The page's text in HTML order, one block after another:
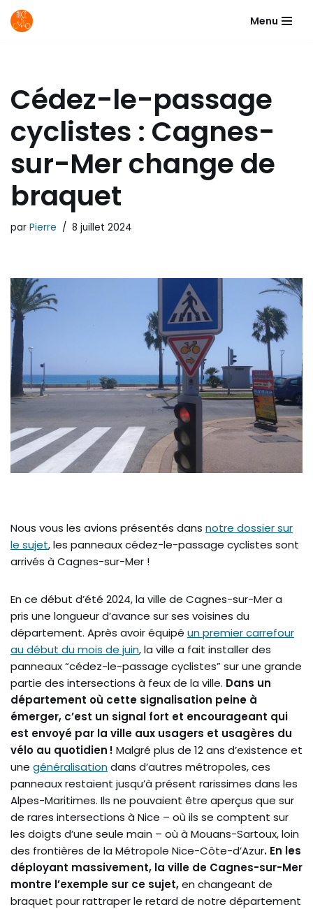
Menu
Cédez-le-passage
cyclistes : Cagnes-
sur-Mer change de
braquet
par Pierre 8 juillet 2024
Nous vous les avions présentés dans notre dossier sur
le sujet, les panneaux cédez-le-passage cyclistes sont
arrivés à Cagnes-sur-Mer !
En ce début d’été 2024, la ville de Cagnes-sur-Mer a
pris une longueur d’avance sur ses voisines du
département. Après avoir équipé un premier carrefour
au début du mois de juin, la ville a fait installer des
panneaux “cédez-le-passage cyclistes” sur une grande
partie des intersections à feux de la ville. Dans un
département où cette signalisation peine à
émerger, c’est un signal fort et encourageant qui
est envoyé par la ville aux usagers et usagères du
vélo au quotidien ! Malgré plus de 12 ans d’existence et
une généralisationdans d’autres métropoles, ces
panneaux restaient jusqu’à présent rarissimes dans les
Alpes-Maritimes. Ils ne pouvaient être aperçus que sur
de rares intersections à Nice – où ils se comptent sur
les doigts d’une seule main – où à Mouans-Sartoux, loin
des frontières de la Métropole Nice-Côte-d’Azur. En les
déployant massivement, la ville de Cagnes-sur-Mer
montre l’exemple sur ce sujet,en changeant de
braquet pour rattraper le retard de notre département